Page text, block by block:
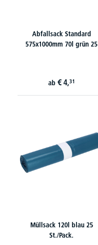
Abfallsack Standard
575x1000mm 70l grün 25
ab € 4,31
Müllsack 120l blau 25
St./Pack.